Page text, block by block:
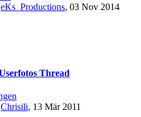
eKs_Productions, 03 Nov 2014
Thread
Chrisili, 13 Mär 2011